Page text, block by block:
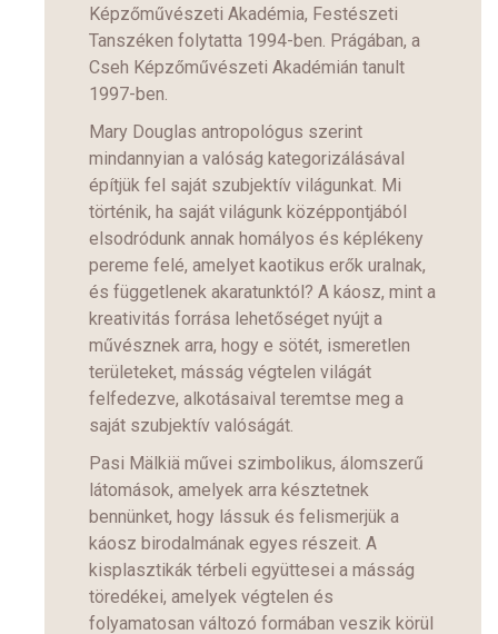
Képzőművészeti Akadémia, Festészeti
Tanszéken folytatta 1994-ben. Prágában, a
Cseh Képzőművészeti Akadémián tanult
1997-ben.
Mary Douglas antropológus szerint
mindannyian a valóság kategorizálásával
építjük fel saját szubjektív világunkat. Mi
történik, ha saját világunk középpontjából
elsodródunk annak homályos és képlékeny
pereme felé, amelyet kaotikus erők uralnak,
és függetlenek akaratunktól? A káosz, mint a
kreativitás forrása lehetőséget nyújt a
művésznek arra, hogy e sötét, ismeretlen
területeket, másság végtelen világát
felfedezve, alkotásaival teremtse meg a
saját szubjektív valóságát.
Pasi Mälkiä művei szimbolikus, álomszerű
látomások, amelyek arra késztetnek
bennünket, hogy lássuk és felismerjük a
káosz birodalmának egyes részeit. A
kisplasztikák térbeli együttesei a másság
töredékei, amelyek végtelen és
folyamatosan változó formában veszik körül